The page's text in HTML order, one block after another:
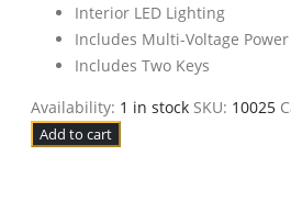
Interior LED Lighting
Includes Multi-Voltage
Includes Two Keys
Availability: 1 in stock SKU: 10025
Add to cart